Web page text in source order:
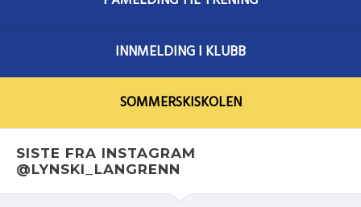
INNMELDING I KLUBB
SOMMERSKISKOLEN
SISTE FRA INSTAGRAM
@LYNSKI_LANGRENN